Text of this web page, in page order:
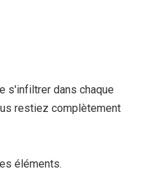
s'infiltrer dans chaque
restiez complètement
éléments.